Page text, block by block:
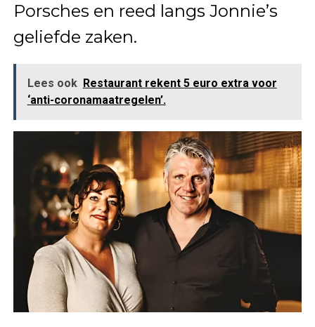
Porsches en reed langs Jonnie’s
geliefde zaken.
Lees ook Restaurant rekent 5 euro extra voor
‘anti-coronamaatregelen’.